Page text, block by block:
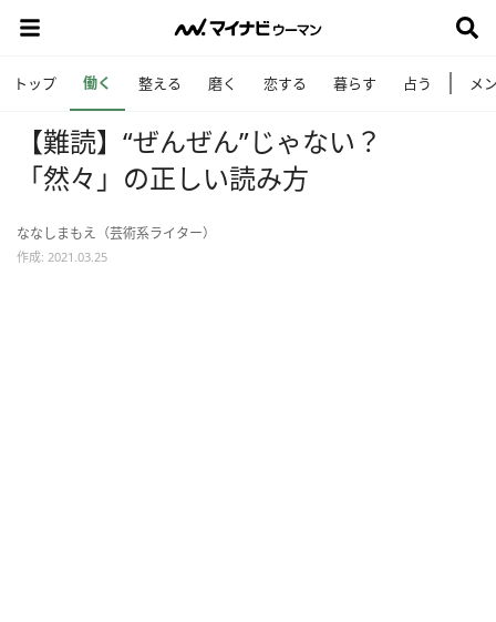
トップ 働く 整える 磨く 恋する 暮らす 占う メ
【難読】“ぜんぜん”じゃない？
「然々」の正しい読み方
ななしまもえ（芸術系ライター）
作成: 2021.03.25